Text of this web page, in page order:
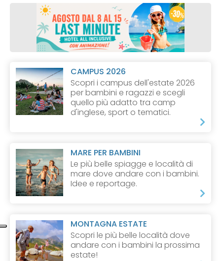
CAMPUS 2026
Scopri i campus dell'estate 2026
per bambini e ragazzi e scegli
quello più adatto tra camp
d'inglese, sport o tematici.
MARE PER BAMBINI
Le più belle spiagge e località di
mare dove andare con i bambini.
Idee e reportage.
MONTAGNA ESTATE
Scopri le più belle località dove
andare con i bambini la prossima
estate!